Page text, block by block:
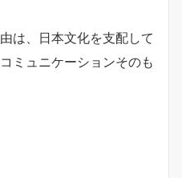
は、日本文化を支配して
ミュニケーションそのも